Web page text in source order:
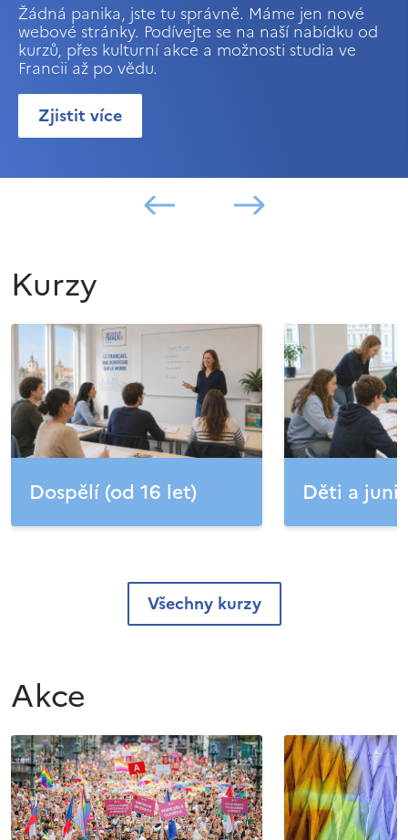
Žádná panika, jste tu správně. Máme jen nové
webové stránky. Podívejte se na naší nabídku od
kurzů, přes kulturní akce a možnosti studia ve
Francii až po vědu.
Zjistit více
Kurzy
Dospělí (od 16 let) Děti a
Všechny kurzy
Akce